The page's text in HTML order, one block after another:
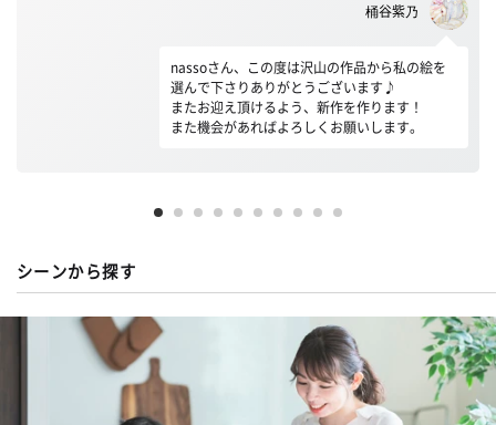
桶谷紫乃
nassoさん、この度は沢山の作品から私の絵を
選んで下さりありがとうございます♪
またお迎え頂けるよう、新作を作ります！
また機会があればよろしくお願いします。
シーンから探す